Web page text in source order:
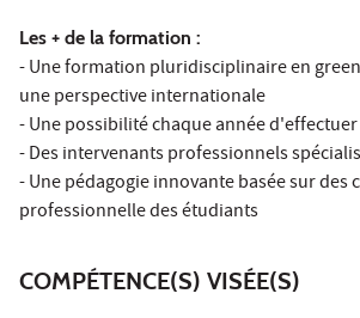
Les + de la formation :
- Une formation pluridisciplinaire en
une perspective internationale
- Une possibilité chaque année
- Des intervenants professionnels
- Une pédagogie innovante basée sur
professionnelle des étudiants
COMPÉTENCE(S) VISÉE(S)